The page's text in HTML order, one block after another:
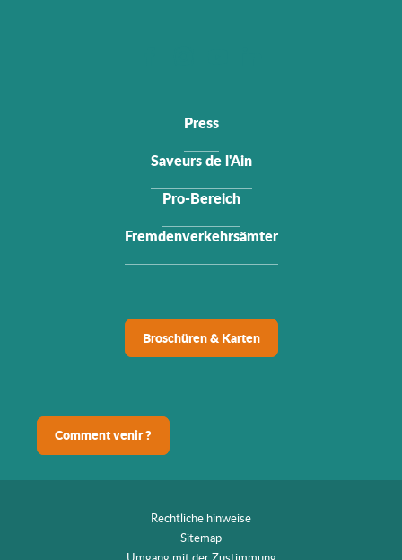
Press
Saveurs de l'Ain
Pro-Bereich
Fremdenverkehrsämter
Broschüren & Karten
Comment venir ?
Rechtliche hinweise
Sitemap